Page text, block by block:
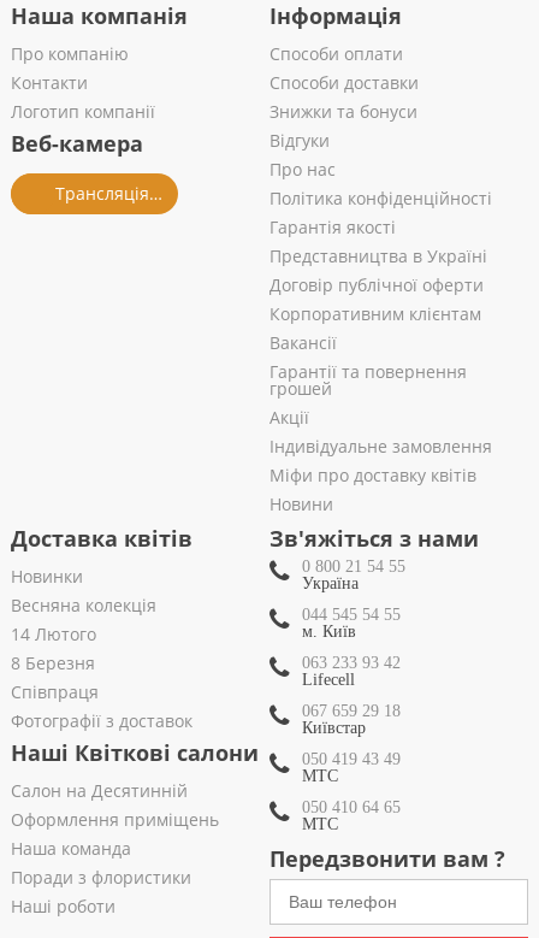
Наша компанія
Про компанію
Контакти
Логотип компанії
Веб-камера
Трансляція із салону
Інформація
Способи оплати
Способи доставки
Знижки та бонуси
Відгуки
Про нас
Політика конфіденційності
Гарантія якості
Представництва в Україні
Договір публічної оферти
Корпоративним клієнтам
Вакансії
Гарантії та повернення
грошей
Акції
Індивідуальне замовлення
Міфи про доставку квітів
Новини
Доставка квітів
Новинки
Весняна колекція
14 Лютого
8 Березня
Співпраця
Фотографії з доставок
Наші Квіткові салони
Салон на Десятинній
Оформлення приміщень
Наша команда
Поради з флористики
Наші роботи
Зв'яжіться з нами
0 800 21 54 55
Україна
044 545 54 55
м. Київ
063 233 93 42
Lifecell
067 659 29 18
Київстар
050 419 43 49
МТС
050 410 64 65
МТС
Передзвонити вам ?